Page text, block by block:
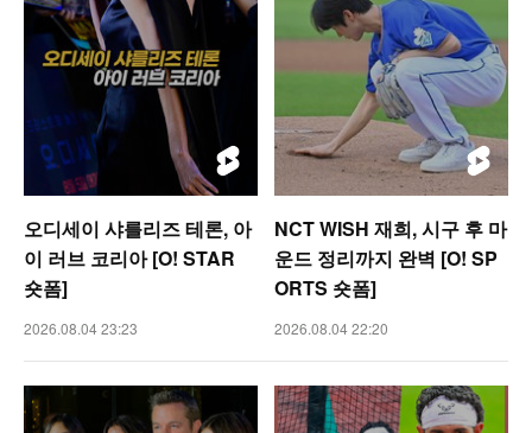
오디세이 샤를리즈 테론, 아
이 러브 코리아 [O! STAR
숏폼]
2026.08.04 23:23
NCT WISH 재희, 시구 후 마
운드 정리까지 완벽 [O! SP
ORTS 숏폼]
2026.08.04 22:20